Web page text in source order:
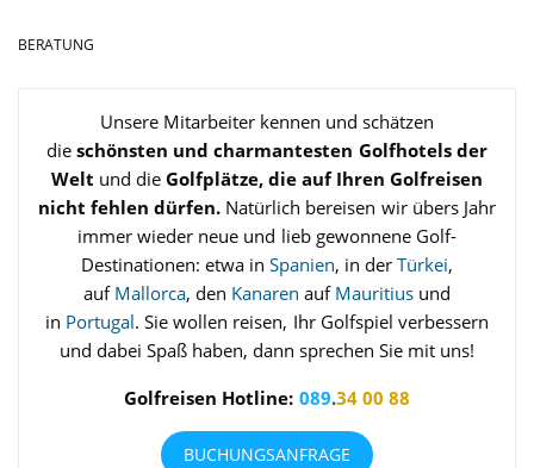
BERATUNG
Unsere Mitarbeiter kennen und schätzen
dieschönsten und charmantesten Golfhotels der
Welt und die Golfplätze, die auf Ihren Golfreisen
nicht fehlen dürfen. Natürlich bereisen wir übers Jahr
immer wieder neue und lieb gewonnene Golf-
Destinationen: etwa in Spanien, in derTürkei,
auf Mallorca, den Kanaren auf Mauritius und
in Portugal. Sie wollen reisen, Ihr Golfspiel verbessern
und dabei Spaß haben, dann sprechen Sie mit uns!
Golfreisen Hotline: 089.34 00 88
BUCHUNGSANFRAGE